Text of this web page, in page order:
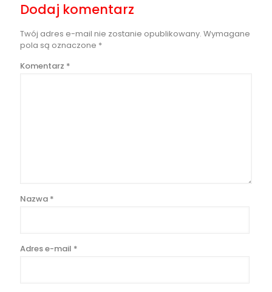
Dodaj komentarz
Twój adres e-mail nie zostanie opublikowany. Wymagane
pola są oznaczone *
Komentarz *
Nazwa *
Adres e-mail *